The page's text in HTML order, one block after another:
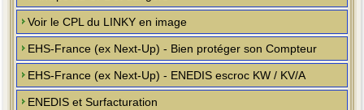
Voir le CPL du LINKY en image
EHS-France (ex Next-Up) - Bien protéger son Compteur
EHS-France (ex Next-Up) - ENEDIS escroc KW / KV/A
ENEDIS et Surfacturation